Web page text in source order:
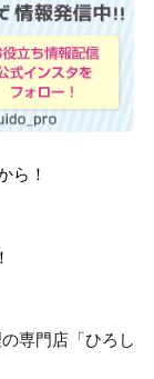
ら！
専門店「ひろし